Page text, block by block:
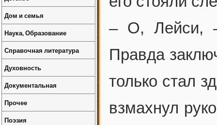
– О, Лейси,
Правда
только стал
взмахнул
Дом и семья
Наука, Образование
Справочная литература
Духовность
Документальная
Прочее
Поэзия